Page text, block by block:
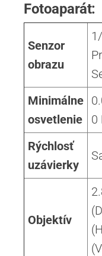
Fotoaparát:
Senzor
obrazu
Minimálne
osvetlenie
0
Rýchlosť
uzávierky
Objektív